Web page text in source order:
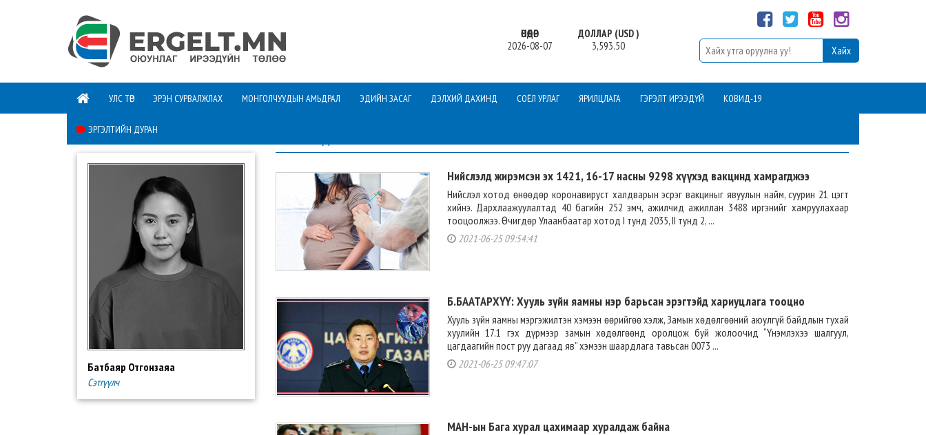
ӨНӨӨДӨР
2026-08-07
ДОЛЛАР (USD )
3,593.50
УЛС ТӨР ЭРЭН СУРВАЛЖЛАХ МОНГОЛЧУУДЫН АМЬДРАЛ ЭДИЙН ЗАСАГ ДЭЛХИЙ ДАХИНД СОЁЛ УРЛАГ ЯРИЛЦЛАГА ГЭРЭЛТ ИРЭЭДҮЙ КОВИД-19
ЭРГЭЛТИЙН ДУРАН
Батбаяр Отгонзаяа
Сэтгүүлч
Нийслэлд жирэмсэн эх 1421, 16-17 насны 9298 хүүхэд вакцинд хамрагджээ
Нийслэл хотод өнөөдөр коронавируст халдварын эсрэг вакциныг явуулын найм, суурин 21 цэгт
хийнэ. Дархлаажуулалтад 40 багийн 252 эмч, ажилчид ажиллан 3488 иргэнийг хамруулахаар
тооцоолжээ. Өчигдөр Улаанбаатар хотод I тунд 2035, II тунд 2, ...
2021-06-25 09:54:41
Б.БААТАРХҮҮ: Хууль зүйн яамны нэр барьсан эрэгтэйд хариуцлага тооцно
Хууль зүйн яамны мэргэжилтэн хэмээн өөрийгөө хэлж, Замын хөдөлгөөний аюулгүй байдлын тухай
хуулийн 17.1 гэх дүрмээр замын хөдөлгөөнд оролцож буй жолоочид “Үнэмлэхээ шалгуул,
цагдаагийн пост руу дагаад яв” хэмээн шаардлага тавьсан 0073 ...
2021-06-25 09:47:07
МАН-ын Бага хурал цахимаар хуралдаж байна